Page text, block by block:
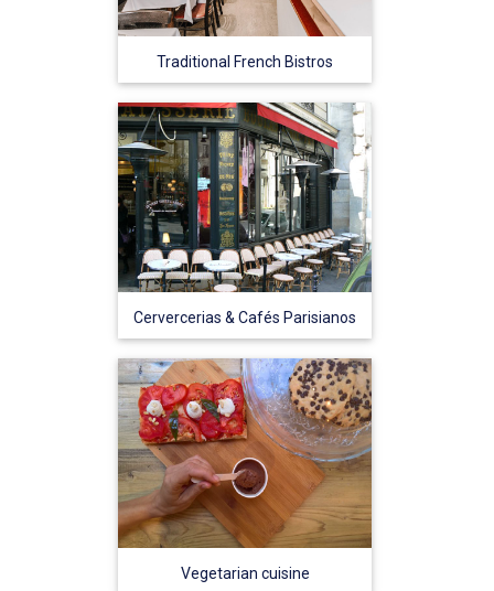
Traditional French Bistros
Cervercerias & Cafés Parisianos
Vegetarian cuisine